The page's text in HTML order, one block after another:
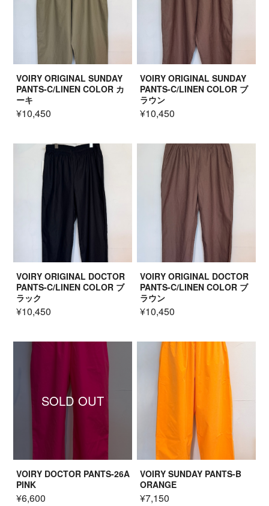
VOIRY ORIGINAL SUNDAY
PANTS-C/LINEN COLOR カ
ーキ
¥10,450
VOIRY ORIGINAL SUNDAY
PANTS-C/LINEN COLOR ブ
ラウン
¥10,450
VOIRY ORIGINAL DOCTOR
PANTS-C/LINEN COLOR ブ
ラック
¥10,450
VOIRY ORIGINAL DOCTOR
PANTS-C/LINEN COLOR ブ
ラウン
¥10,450
SOLD OUT
VOIRY DOCTOR PANTS-26A
PINK
¥6,600
VOIRY SUNDAY PANTS-B
ORANGE
¥7,150